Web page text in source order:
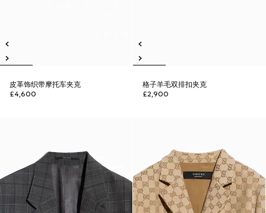
皮革饰织带摩托车夹克
£4,600
格子羊毛双排扣夹克
£2,900